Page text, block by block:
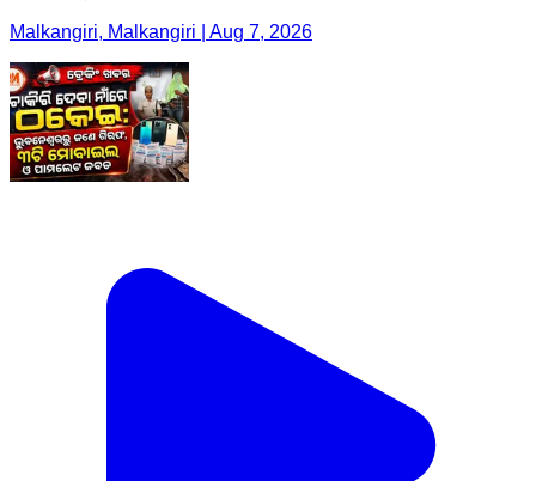
Malkangiri, Malkangiri | Aug 7, 2026